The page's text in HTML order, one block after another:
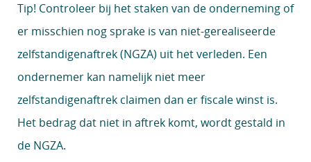
Tip! Controleer bij het staken van de onderneming of
er misschien nog sprake is van niet-gerealiseerde
zelfstandigenaftrek (NGZA) uit het verleden. Een
ondernemer kan namelijk niet meer
zelfstandigenaftrek claimen dan er fiscale winst is.
Het bedrag dat niet in aftrek komt, wordt gestald in
de NGZA.